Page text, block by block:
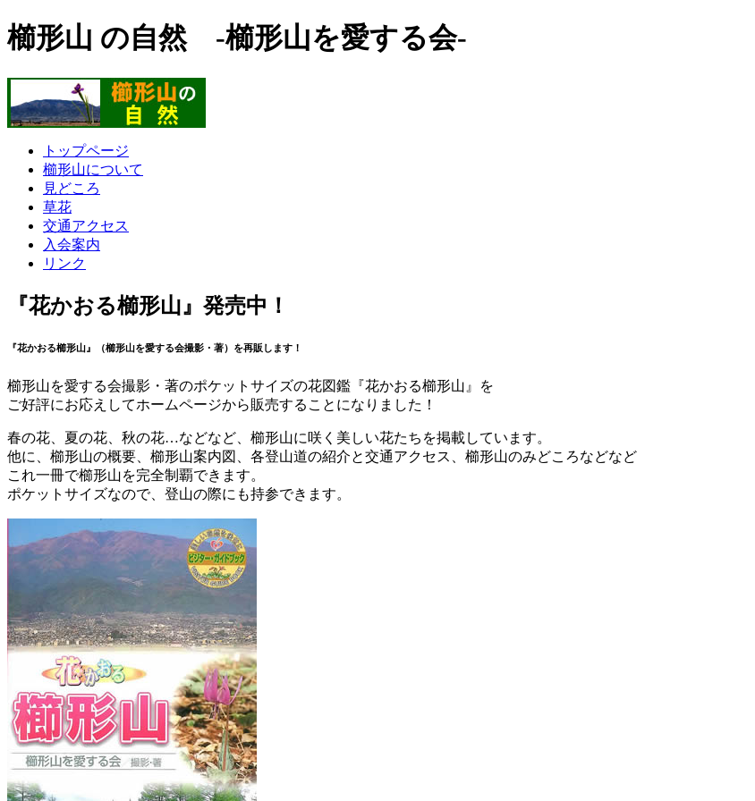
櫛形山 の自然 -櫛形山を愛する会-
トップページ
櫛形山について
見どころ
草花
交通アクセス
入会案内
リンク
『花かおる櫛形山』発売中！
『花かおる櫛形山』（櫛形山を愛する会撮影・著）を再販します！
櫛形山を愛する会撮影・著のポケットサイズの花図鑑『花かおる櫛形山』を
ご好評にお応えしてホームページから販売することになりました！
春の花、夏の花、秋の花…などなど、櫛形山に咲く美しい花たちを掲載しています。
他に、櫛形山の概要、櫛形山案内図、各登山道の紹介と交通アクセス、櫛形山のみどころなどなど
これ一冊で櫛形山を完全制覇できます。
ポケットサイズなので、登山の際にも持参できます。